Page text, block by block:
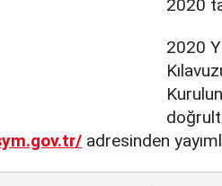
2020
2020
adresinden